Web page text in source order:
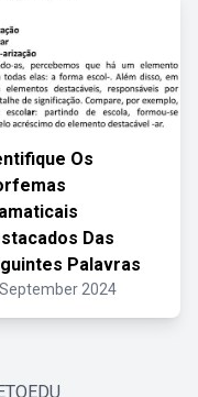
Os
Das
Palavras
2024